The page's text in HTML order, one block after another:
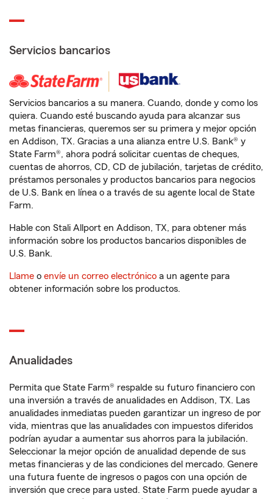
Servicios bancarios
Servicios bancarios a su manera. Cuando, donde y como los
quiera. Cuando esté buscando ayuda para alcanzar sus
metas financieras, queremos ser su primera y mejor opción
en Addison, TX. Gracias a una alianza entre U.S. Bank® y
State Farm®, ahora podrá solicitar cuentas de cheques,
cuentas de ahorros, CD, CD de jubilación, tarjetas de crédito,
préstamos personales y productos bancarios para negocios
de U.S. Bank en línea o a través de su agente local de State
Farm.
Hable con Stali Allport en Addison, TX, para obtener más
información sobre los productos bancarios disponibles de
U.S. Bank.
Llame o envíe un correo electrónico a un agente para
obtener información sobre los productos.
Anualidades
Permita que State Farm® respalde su futuro financiero con
una inversión a través de anualidades en Addison, TX. Las
anualidades inmediatas pueden garantizar un ingreso de por
vida, mientras que las anualidades con impuestos diferidos
podrían ayudar a aumentar sus ahorros para la jubilación.
Seleccionar la mejor opción de anualidad depende de sus
metas financieras y de las condiciones del mercado. Genere
una futura fuente de ingresos o pagos con una opción de
inversión que crece para usted. State Farm puede ayudar a